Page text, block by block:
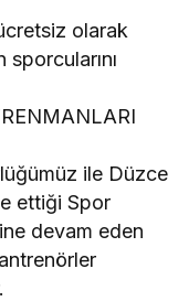
olarak
ile Düzce
ettiği Spor
devam eden